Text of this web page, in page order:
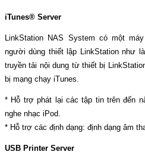
iTunes® Server
LinkStation NAS System có một
người dùng thiết lập LinkStation như
truyền tải nội dung từ thiết bị
bị mạng chạy iTunes.
* Hỗ trợ phát lại các tập tin trên đến
nghe nhạc iPod.
* Hỗ trợ các định dạng: định dạng âm
USB Printer Server